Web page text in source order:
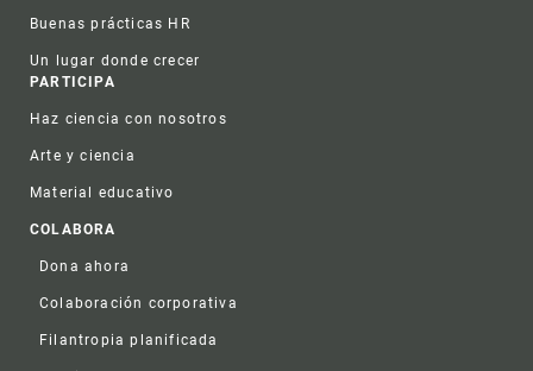
Buenas prácticas HR
Un lugar donde crecer
PARTICIPA
Haz ciencia con nosotros
Arte y ciencia
Material educativo
COLABORA
Dona ahora
Colaboración corporativa
Filantropia planificada